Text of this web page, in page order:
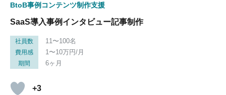
BtoB事例コンテンツ制作支援
SaaS導入事例インタビュー記事制作
社員数 11〜100名
費用感 1〜10万円/月
期間 6ヶ月
+3